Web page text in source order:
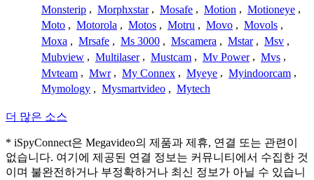
Monsterip , Morphxstar , Mosafe , Motion , Motioneye ,
Moto , Motorola , Motos , Motru , Movo , Movols ,
Moxa , Mrsafe , Ms 3000 , Mscamera , Mstar , Msv ,
Mubview , Multilaser , Mustcam , Mv Power , Mvs ,
Mvteam , Mwr , My Connex , Myeye , Myindoorcam ,
Mymology , Mysmartvideo , Mytech
더 많은 소스
* iSpyConnect은 Megavideo의 제품과 제휴, 연결 또는 관련이
없습니다. 여기에 제공된 연결 정보는 커뮤니티에서 수집한 것
이며 불완전하거나 부정확하거나 최신 정보가 아닐 수 있습니